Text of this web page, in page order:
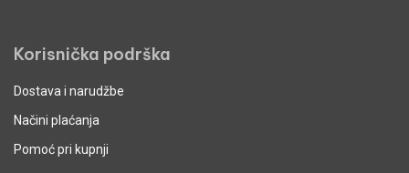
Korisnička podrška
Dostava i narudžbe
Načini plaćanja
Pomoć pri kupnji